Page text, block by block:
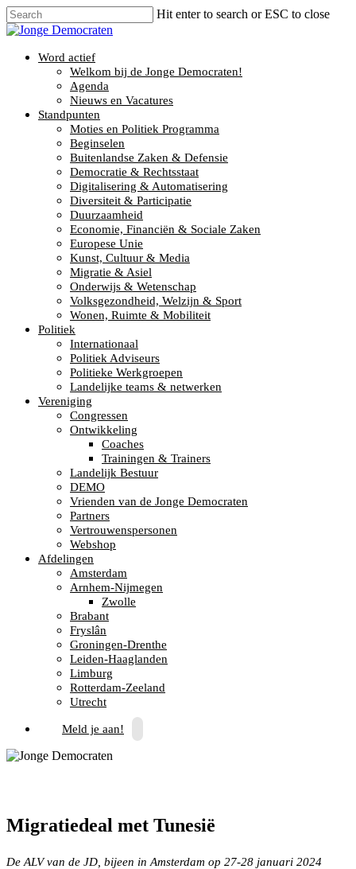
Hit enter to search or ESC to close
Word actief
Welkom bij de Jonge Democraten!
Agenda
Nieuws en Vacatures
Standpunten
Moties en Politiek Programma
Beginselen
Buitenlandse Zaken & Defensie
Democratie & Rechtsstaat
Digitalisering & Automatisering
Diversiteit & Participatie
Duurzaamheid
Economie, Financiën & Sociale Zaken
Europese Unie
Kunst, Cultuur & Media
Migratie & Asiel
Onderwijs & Wetenschap
Volksgezondheid, Welzijn & Sport
Wonen, Ruimte & Mobiliteit
Politiek
Internationaal
Politiek Adviseurs
Politieke Werkgroepen
Landelijke teams & netwerken
Vereniging
Congressen
Ontwikkeling
Coaches
Trainingen & Trainers
Landelijk Bestuur
DEMO
Vrienden van de Jonge Democraten
Partners
Vertrouwenspersonen
Webshop
Afdelingen
Amsterdam
Arnhem-Nijmegen
Zwolle
Brabant
Fryslân
Groningen-Drenthe
Leiden-Haaglanden
Limburg
Rotterdam-Zeeland
Utrecht
Meld je aan!
Migratiedeal met Tunesië
De ALV van de JD, bijeen in Amsterdam op 27-28 januari 2024